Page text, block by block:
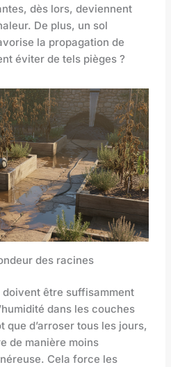
dès lors, deviennent
De plus, un sol
la propagation de
éviter de tels pièges ?
des racines
être suffisamment
dans les couches
d’arroser tous les jours,
de manière moins
Cela force les